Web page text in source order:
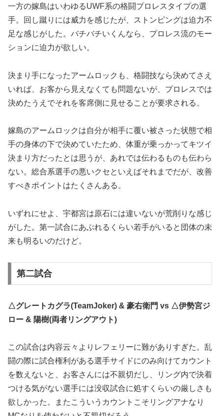
一方の嫁島はいわゆるUWF系の格闘プロレスタイプの選
手。回し蹴りには威力を感じたが、ストンピングは迫力不
足な感じがした。バチバチいくんなら、プロレス流のモー
ションに迫力が欲しい。
決まり手になったアームロックも、格闘技なら決めてさえ
いれば、お客から見えなくても問題ないが、プロレスでは
決めたうえでそれを客席側に見せることが要求される。
嫁島のアームロックは自分が相手に覆い被さった状態で相
手の身体の下で決めていたため、体重が乗っかってキツイ
決まり方だったとは思うが、あれでは伝わるものも伝わら
ない。総合系選手の悪いクセといえばそれまでだが、改善
すべきポイントはたくさんある。
いずれにせよ、宇都宮は原石には違いないが荒削りな感じ
がした。第一試合にあぶれるくらい若手がいると団体の未
来も明るいのだけど。
第二試合
△グレートカグラ(TeamJoker) & 豪右衛門 vs △伊勢宮ジ
ロー & 陽樹(両者リングアウト)
この試合は内容云々よりレフェリーに難がありすぎた。乱
闘の際に試合権利がある選手サイドにのみ向けてカウント
を数えないと、お客さんには不親切だし、リング内で決着
つける気がない選手には没収試合に処すくらいの厳しさも
欲しかった。またこういうカウントこそリングアナなり